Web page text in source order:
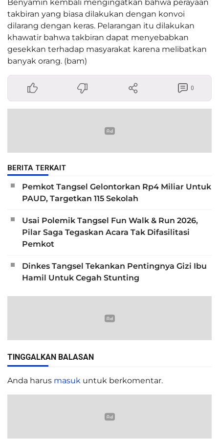
Benyamin kembali mengingatkan bahwa perayaan
takbiran yang biasa dilakukan dengan konvoi
dilarang dengan keras. Pelarangan itu dilakukan
khawatir bahwa takbiran dapat menyebabkan
gesekkan terhadap masyarakat karena melibatkan
banyak orang. (bam)
0
BERITA TERKAIT
Pemkot Tangsel Gelontorkan Rp4 Miliar Untuk
PAUD, Targetkan 115 Sekolah
Usai Polemik Tangsel Fun Walk & Run 2026,
Pilar Saga Tegaskan Acara Tak Difasilitasi
Pemkot
Dinkes Tangsel Tekankan Pentingnya Gizi Ibu
Hamil Untuk Cegah Stunting
TINGGALKAN BALASAN
Anda harus masuk untuk berkomentar.